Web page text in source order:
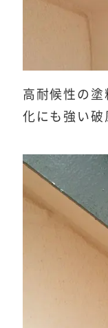
高耐候性の
化にも強い破